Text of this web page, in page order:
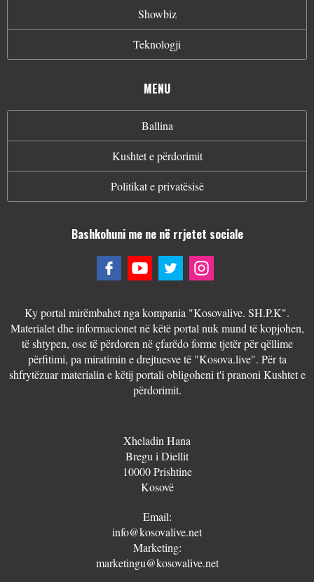
Showbiz
Teknologji
MENU
Ballina
Kushtet e përdorimit
Politikat e privatësisë
Bashkohuni me ne në rrjetet sociale
Ky portal mirëmbahet nga kompania "Kosovalive. SH.P.K".
Materialet dhe informacionet në këtë portal nuk mund të kopjohen,
të shtypen, ose të përdoren në çfarëdo forme tjetër për qëllime
përfitimi, pa miratimin e drejtuesve të "Kosova.live". Për ta
shfrytëzuar materialin e këtij portali obligoheni t'i pranoni Kushtet e
përdorimit.
Xheladin Hana
Bregu i Diellit
10000 Prishtine
Kosovë
Email:
info@kosovalive.net
Marketing:
marketingu@kosovalive.net